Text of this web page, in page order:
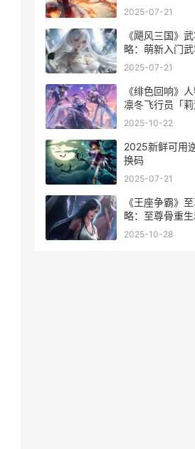
奇迹世界起源愤
2025-07-21
《飓风三国》
略：萌新入门
导 飓风ol
2025-07-21
《绯色回响》人
凛冬飞行员「
能定位详细解答
2025-10-22
2025新鲜可用
换码
2025-07-21
《王座争霸》
略：至尊骨重
解析 王座战争下
2025-10-28